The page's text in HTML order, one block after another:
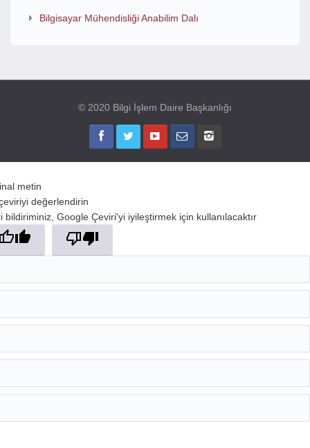
Bilgisayar Mühendisliği Anabilim Dalı
© 2020 Bilgi İşlem Daire Başkanlığı
metin
değerlendirin
bildiriminiz, Google Çeviri'yi iyileştirmek için kullanılacaktır